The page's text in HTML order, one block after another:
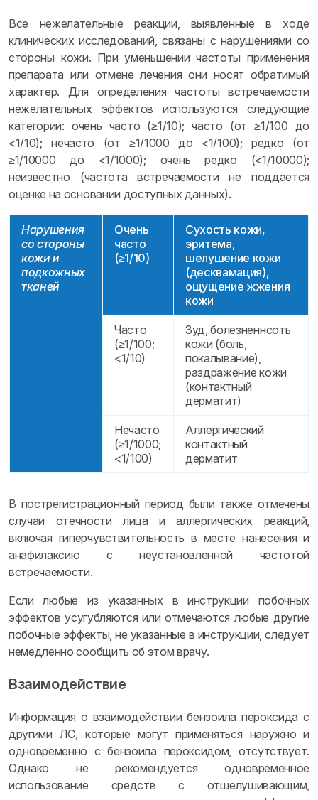
Все нежелательные реакции, выявленные в ходе
клинических исследований, связаны с нарушениями со
стороны кожи. При уменьшении частоты применения
препарата или отмене лечения они носят обратимый
характер. Для определения частоты встречаемости
нежелательных эффектов используются следующие
категории: очень часто (≥1/10); часто (от ≥1/100 до
<1/10); нечасто (от ≥1/1000 до <1/100); редко (от
≥1/10000 до <1/1000); очень редко (<1/10000);
неизвестно (частота встречаемости не поддается
оценке на основании доступных данных).
Нарушения
со стороны
кожи и
подкожных
тканей
Очень
часто
(≥1/10)
Сухость кожи,
эритема,
шелушение кожи
(десквамация),
ощущение жжения
кожи
Часто
(≥1/100;
<1/10)
Зуд, болезненнсоть
кожи (боль,
покалывание),
раздражение кожи
(контактный
дерматит)
Нечасто
(≥1/1000;
<1/100)
Аллергический
контактный
дерматит
В пострегистрационный период были также отмечены
случаи отечности лица и аллергических реакций,
включая гиперчувствительность в месте нанесения и
анафилаксию с неустановленной частотой
встречаемости.
Если любые из указанных в инструкции побочных
эффектов усугубляются или отмечаются любые другие
побочные эффекты, не указанные в инструкции, следует
немедленно сообщить об этом врачу.
Взаимодействие
Информация о взаимодействии бензоила пероксида с
другими ЛС, которые могут применяться наружно и
одновременно с бензоила пероксидом, отсутствует.
Однако не рекомендуется одновременное
использование средств с отшелушивающим,